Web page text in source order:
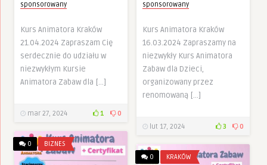
sponsorowany
Kurs Animatora Kraków
21.04.2024 Zapraszam Cię
serdecznie do udziału w
niezwykłym Kursie
Animatora Zabaw dla […]
mar 27, 2024 1 0
sponsorowany
Kurs Animatora Kraków
16.03.2024 Zapraszamy na
niezwykły Kurs Animatora
Zabaw dla Dzieci,
organizowany przez
renomowaną […]
lut 17, 2024 3 0
0 BIZNES
0 KRAKÓW